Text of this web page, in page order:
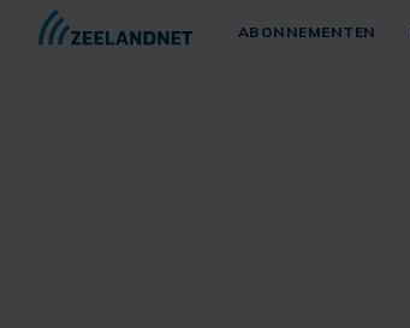
ABONNEMENTEN